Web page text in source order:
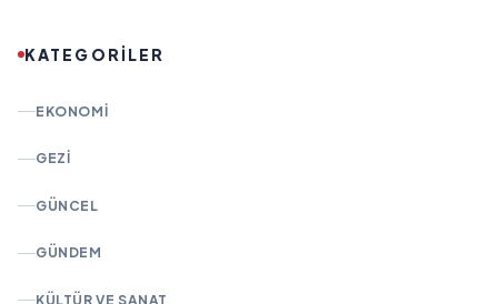
KATEGORİLER
EKONOMI
GEZI
GÜNCEL
GÜNDEM
KÜLTÜR VE SANAT